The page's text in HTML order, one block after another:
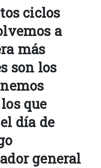
ciclos
a
más
son los
que
día de
general